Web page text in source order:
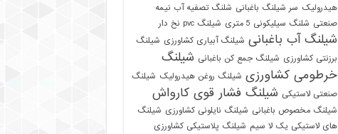
هیدرولیک سر شیلنگ باغبانی شلنگ تصفیه آب نیمه
صنعتی شلنگ سیلیکونی 5 متری شیلنگ pvc نخ دار
شیلنگ آب باغبانی شیلنگ آبیاری کشاورزی شیلنگ
برزنتی کشاورزی شیلنگ جمع کن باغبانی شیلنگ
خرطومی کشاورزی شیلنگ روغن هیدرولیک شیلنگ
صنعتی لاستیکی شیلنگ فشار قوی کارواش
شیلنگ مخصوص باغبانی شیلنگ نایلونی کشاورزی شیلنگ
های لاستیکی یک لا سیم شیلنگ پلاستیکی کشاورزی